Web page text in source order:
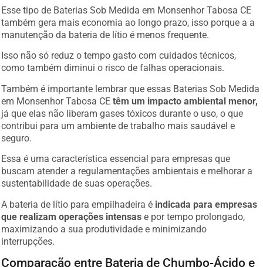
Esse tipo de Baterias Sob Medida em Monsenhor Tabosa CE
também gera mais economia ao longo prazo, isso porque a a
manutenção da bateria de lítio é menos frequente.
Isso não só reduz o tempo gasto com cuidados técnicos,
como também diminui o risco de falhas operacionais.
Também é importante lembrar que essas Baterias Sob Medida
em Monsenhor Tabosa CEtêm um impacto ambiental menor,
já que elas não liberam gases tóxicos durante o uso, o que
contribui para um ambiente de trabalho mais saudável e
seguro.
Essa é uma característica essencial para empresas que
buscam atender a regulamentações ambientais e melhorar a
sustentabilidade de suas operações.
A bateria de lítio para empilhadeira é indicada para empresas
que realizam operações intensas e por tempo prolongado,
maximizando a sua produtividade e minimizando
interrupções.
Comparação entre Bateria de Chumbo-Ácido e